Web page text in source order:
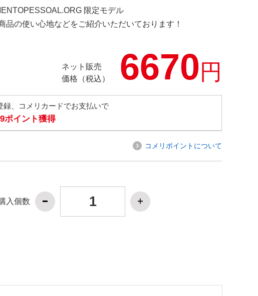
限定モデル
品の使い心地などをご紹介いただいております！
ネット販売
価格（税込）
6670円
録、コメリカードでお支払いで
9ポイント獲得
コメリポイントについて
入個数